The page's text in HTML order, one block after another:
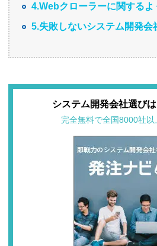
4.Webクローラーに関するよ
5.失敗しないシステム開発会
システム開発会社選び
完全無料で全国8000社以